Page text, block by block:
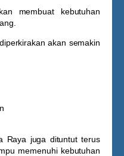
membuat kebutuhan
akan semakin
Raya juga dituntut terus
memenuhi kebutuhan